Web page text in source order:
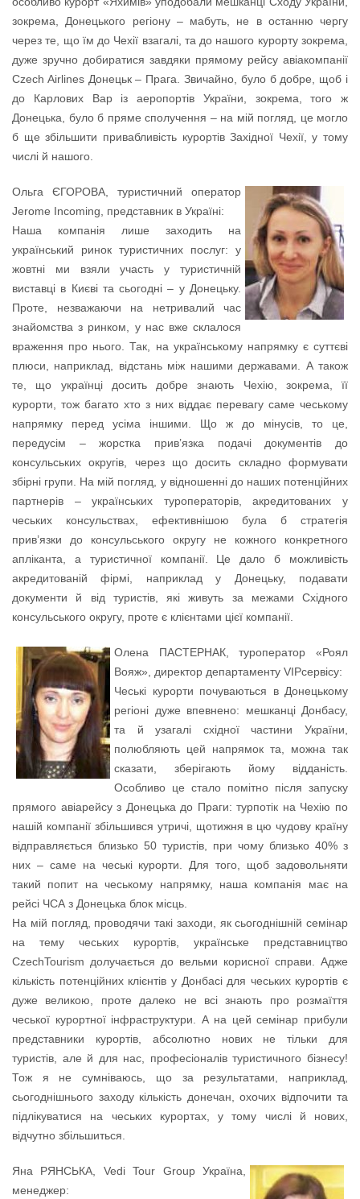
зокрема, Донецького регіону – мабуть, не в останню чергу
через те, що їм до Чехії взагалі, та до нашого курорту зокрема,
дуже зручно добиратися завдяки прямому рейсу авіакомпанії
Czech Airlines Донецьк – Прага. Звичайно, було б добре, щоб і
до Карлових Вар із аеропортів України, зокрема, того ж
Донецька, було б пряме сполучення – на мій погляд, це могло
б ще збільшити привабливість курортів Західної Чехії, у тому
числі й нашого.
Ольга ЄГОРОВА, туристичний оператор
Jerome Incoming, представник в Україні:
Наша компанія лише заходить на
український ринок туристичних послуг: у
жовтні ми взяли участь у туристичній
виставці в Києві та сьогодні – у Донецьку.
Проте, незважаючи на нетривалий час
знайомства з ринком, у нас вже склалося
враження про нього. Так, на українському напрямку є суттєві
плюси, наприклад, відстань між нашими державами. А також
те, що українці досить добре знають Чехію, зокрема, її
курорти, тож багато хто з них віддає перевагу саме чеському
напрямку перед усіма іншими. Що ж до мінусів, то це,
передусім – жорстка прив’язка подачі документів до
консульських округів, через що досить складно формувати
збірні групи. На мій погляд, у відношенні до наших потенційних
партнерів – українських туроператорів, акредитованих у
чеських консульствах, ефективнішою була б стратегія
прив’язки до консульського округу не кожного конкретного
апліканта, а туристичної компанії. Це дало б можливість
акредитованій фірмі, наприклад у Донецьку, подавати
документи й від туристів, які живуть за межами Східного
консульського округу, проте є клієнтами цієї компанії.
Олена ПАСТЕРНАК, туроператор «Роял
Вояж», директор департаменту VIPсервісу:
Чеські курорти почуваються в Донецькому
регіоні дуже впевнено: мешканці Донбасу,
та й узагалі східної частини України,
полюбляють цей напрямок та, можна так
сказати, зберігають йому відданість.
Особливо це стало помітно після запуску
прямого авіарейсу з Донецька до Праги: турпотік на Чехію по
нашій компанії збільшився утричі, щотижня в цю чудову країну
відправляється близько 50 туристів, при чому близько 40% з
них – саме на чеські курорти. Для того, щоб задовольняти
такий попит на чеському напрямку, наша компанія має на
рейсі ЧСА з Донецька блок місць.
На мій погляд, проводячи такі заходи, як сьогоднішній семінар
на тему чеських курортів, українське представництво
CzechTourism долучається до вельми корисної справи. Адже
кількість потенційних клієнтів у Донбасі для чеських курортів є
дуже великою, проте далеко не всі знають про розмаїття
чеської курортної інфраструктури. А на цей семінар прибули
представники курортів, абсолютно нових не тільки для
туристів, але й для нас, професіоналів туристичного бізнесу!
Тож я не сумніваюсь, що за результатами, наприклад,
сьогоднішнього заходу кількість донечан, охочих відпочити та
підлікуватися на чеських курортах, у тому числі й нових,
відчутно збільшиться.
Яна РЯНСЬКА, Vedi Tour Group Україна,
менеджер: